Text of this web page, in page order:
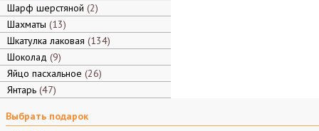
Шарф шерстяной 2
Шахматы 13
Шкатулка лаковая 134
Шоколад 9
Яйцо пасхальное 26
Янтарь 47
Выбрать подарок